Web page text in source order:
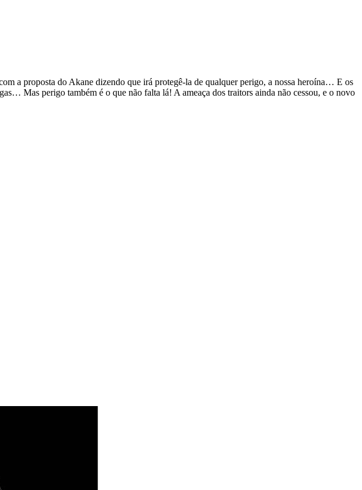
a proposta do Akane dizendo que irá protegê-la de qualquer perigo, a nossa heroína… E os
Mas perigo também é o que não falta lá! A ameaça dos traitors ainda não cessou, e o novo